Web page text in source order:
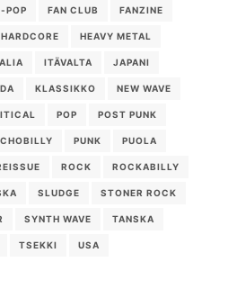
POP FAN CLUB FANZINE
HARDCORE HEAVY METAL
ITÄVALTA JAPANI
KLASSIKKO NEW WAVE
POP POST PUNK
PUNK PUOLA
ROCK ROCKABILLY
SLUDGE STONER ROCK
SYNTH WAVE TANSKA
TSEKKI USA